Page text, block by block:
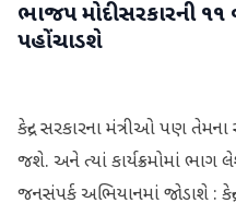
ભાજપ મોદી સરકારની ૧૧
પહોંચાડશે
કેન્‍દ્ર સરકારના મંત્રીઓ પણ
જશે. અને ત્‍યાં કાર્યક્રમોમાં
જનસંપર્ક અભિયાનમાં જોડાશે :